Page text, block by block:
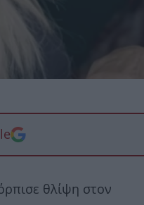
θλίψη στον